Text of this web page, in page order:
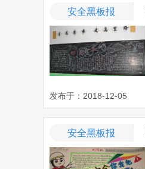
安全黑板报
发布于：2018-12-05
安全黑板报